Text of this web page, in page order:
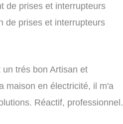
de prises et interrupteurs
de prises et interrupteurs
trés bon Artisan et
maison en électricité, il m'a
Réactif, professionnel.